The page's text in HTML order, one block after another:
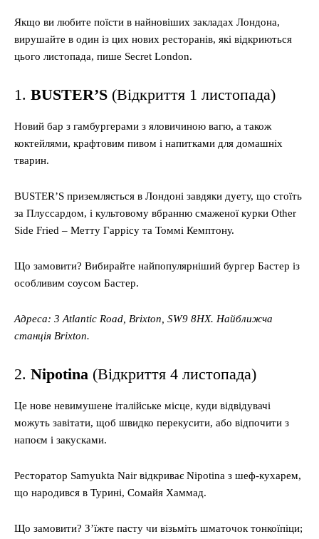
Якщо ви любите поїсти в найновіших закладах Лондона,
вирушайте в один із цих нових ресторанів, які відкриються
цього листопада, пише Secret London.
1. BUSTER’S (Відкриття 1 листопада)
Новий бар з гамбургерами з яловичиною вагю, а також
коктейлями, крафтовим пивом і напитками для домашніх
тварин.
BUSTER’S приземляється в Лондоні завдяки дуету, що стоїть
за Плуссардом, і культовому вбранню смаженої курки Other
Side Fried – Метту Гаррісу та Томмі Кемптону.
Що замовити? Bибирайте найпопулярніший бургер Бастер із
особливим соусом Бастер.
Адреса: 3 Atlantic Road, Brixton, SW9 8HX. Найближча
станція Brixton.
2. Nipotina (Відкриття 4 листопада)
Це нове невимушене італійське місце, куди відвідувачі
можуть завітати, щоб швидко перекусити, або відпочити з
напоєм і закусками.
Ресторатор Samyukta Nair відкриває Nipotina з шеф-кухарем,
що народився в Турині, Сомайя Хаммад.
Що замовити? З’їжте пасту чи візьміть шматочок тонкоїпіци;